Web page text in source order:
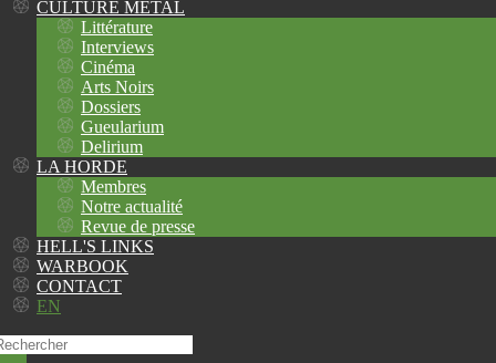
CULTURE METAL
Littérature
Interviews
Cinéma
Arts Noirs
Dossiers
Gueularium
Delirium
LA HORDE
Membres
Notre actualité
Revue de presse
HELL'S LINKS
WARBOOK
CONTACT
EN